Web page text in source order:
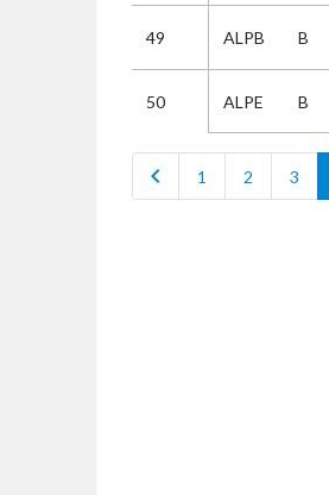
49 ALPB B
50 ALPE B
chevron_left 1 2 3